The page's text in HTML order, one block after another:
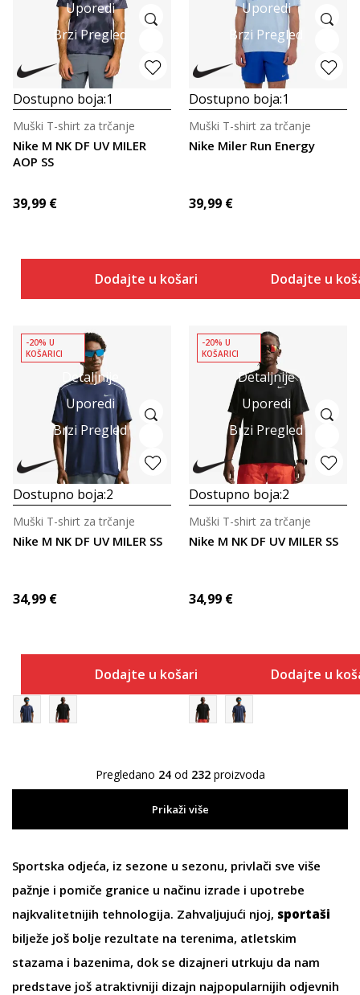
Uporedi
Brzi Pregled
Dostupno boja:1
Nike M NK DF UV MILER
AOP SS
Muški T-shirt za trčanje
39,99 €
Dodajte u košaricu
Uporedi
Brzi Pregled
Dostupno boja:1
Nike Miler Run Energy
Muški T-shirt za trčanje
39,99 €
Dodajte u
Detaljnije
Uporedi
Brzi Pregled
-20% U
KOŠARICI
Dostupno boja:2
Nike M NK DF UV MILER SS
Muški T-shirt za trčanje
34,99 €
Dodajte u košaricu
Detaljnije
Uporedi
Brzi Pregled
-20% U
KOŠARICI
Dostupno boja:2
Nike M NK DF UV MILER SS
Muški T-shirt za trčanje
34,99 €
Dodajte u
Pregledano 24od 232proizvoda
Prikaži više
Sportska odjeća, iz sezone u sezonu, privlači sve više
pažnje i pomiče granice u načinu izrade i upotrebe
najkvalitetnijih tehnologija. Zahvaljujući njoj, sportaši
bilježe još bolje rezultate na terenima, atletskim
stazama i bazenima, dok se dizajneri utrkuju da nam
predstave još atraktivniji dizajn najpopularnijih odjevnih